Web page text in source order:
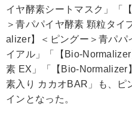
イヤ酵素シートマスク」「
＞青パパイヤ酵素 顆粒タイ
alizer】＜ピングー＞青パパ
イアル」「【Bio-
素 EX」「【Bio-Normalizer
素入り カカオBAR」も、ピ
インとなった。